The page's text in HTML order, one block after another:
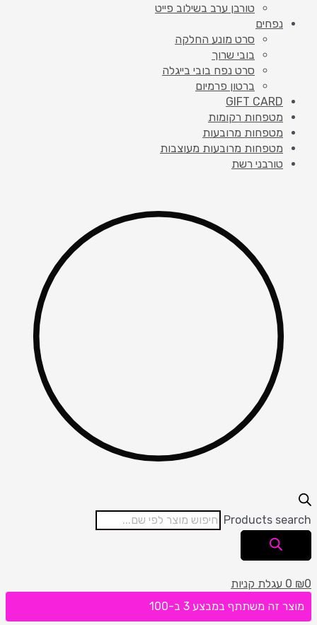
טורבן ערב בשילוב פייט
נפחים
סרט מונע החלקה
בובי שרוך
סרט נפח בובי בייגלה
ברטון פרמיום
GIFT CARD
מטפחות רקומות
מטפחות מרובעות
מטפחות מרובעות מעוצבות
טורבני רשת
Products search
₪0
0 עגלת קניות
מוצר זה משתתף במבצע 3 ב-100